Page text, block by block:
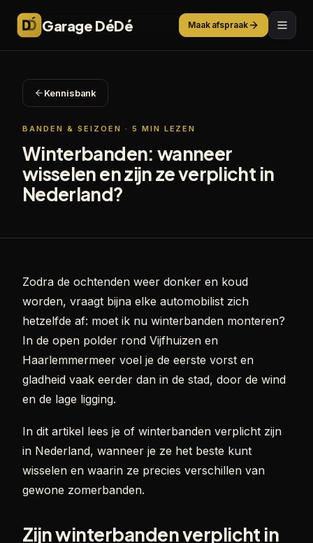
Garage DéDé Maak afspraak
Kennisbank
BANDEN & SEIZOEN · 5 MIN LEZEN
Winterbanden: wanneer
wisselen en zijn ze verplicht in
Nederland?
Zodra de ochtenden weer donker en koud
worden, vraagt bijna elke automobilist zich
hetzelfde af: moet ik nu winterbanden monteren?
In de open polder rond Vijfhuizen en
Haarlemmermeer voel je de eerste vorst en
gladheid vaak eerder dan in de stad, door de wind
en de lage ligging.
In dit artikel lees je of winterbanden verplicht zijn
in Nederland, wanneer je ze het beste kunt
wisselen en waarin ze precies verschillen van
gewone zomerbanden.
Zijn winterbanden verplicht in